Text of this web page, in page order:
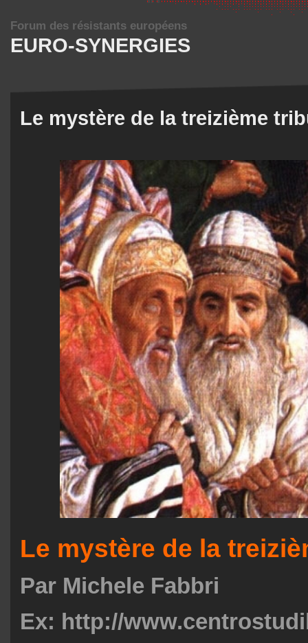
EURO-SYNERGIES
Forum des résistants européens
Le mystère de la treizième
Le mystère de la
Par Michele Fabbri
Ex: http://